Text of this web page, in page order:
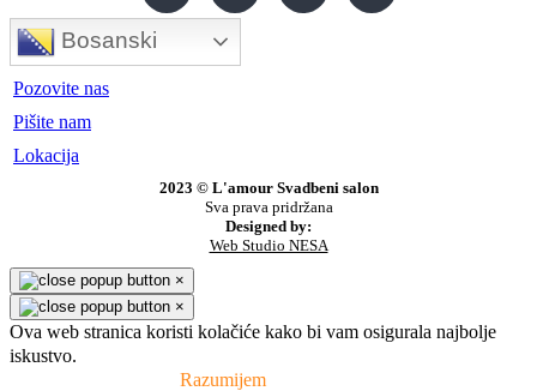
Bosanski
Pozovite nas
Pišite nam
Lokacija
2023 © L'amour Svadbeni salon
Sva prava pridržana
Designed by:
Web Studio NESA
×
×
Ova web stranica koristi kolačiće kako bi vam osigurala najbolje
iskustvo.
Razumijem